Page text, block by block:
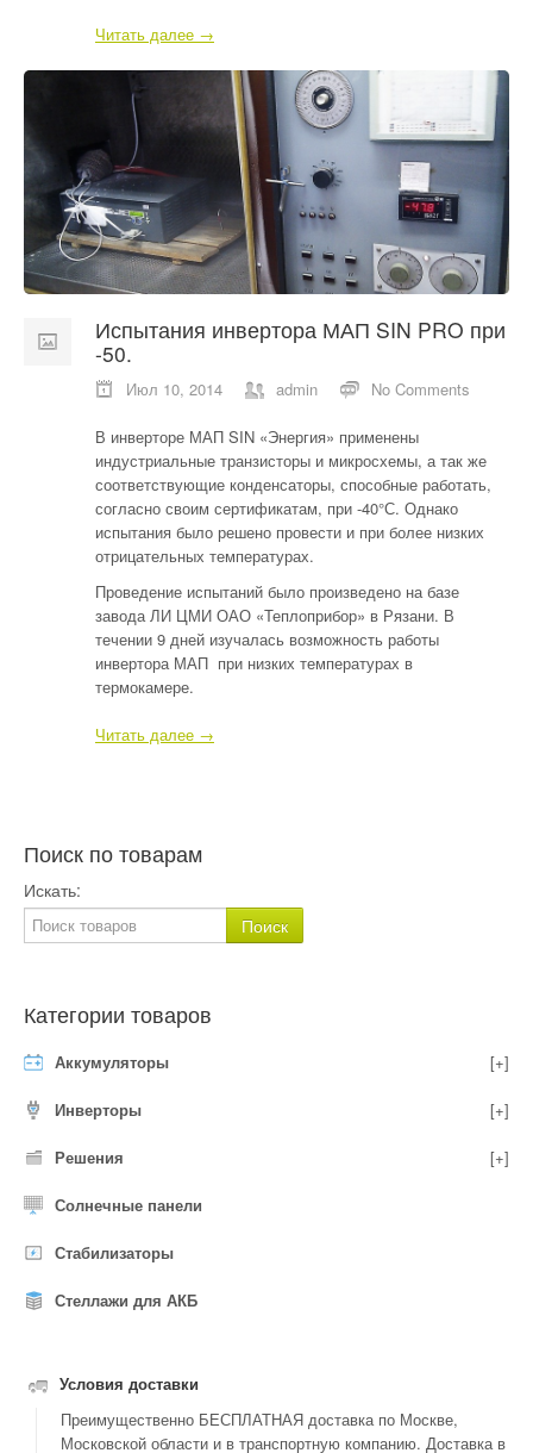
Читать далее →
Испытания инвертора МАП SIN PRO при
-50.
Июл 10, 2014 admin No Comments
В инверторе МАП SIN «Энергия» применены
индустриальные транзисторы и микросхемы, а так же
соответствующие конденсаторы, способные работать,
согласно своим сертификатам, при -40°С. Однако
испытания было решено провести и при более низких
отрицательных температурах.
Проведение испытаний было произведено на базе
завода ЛИ ЦМИ ОАО «Теплоприбор» в Рязани. В
течении 9 дней изучалась возможность работы
инвертора МАП при низких температурах в
термокамере.
Читать далее →
Поиск по товарам
Искать:
Категории товаров
Аккумуляторы [+]
Инверторы [+]
Решения [+]
Солнечные панели
Стабилизаторы
Стеллажи для АКБ
Условия доставки
Преимущественно БЕСПЛАТНАЯ доставка по Москве,
Московской области и в транспортную компанию. Доставка в